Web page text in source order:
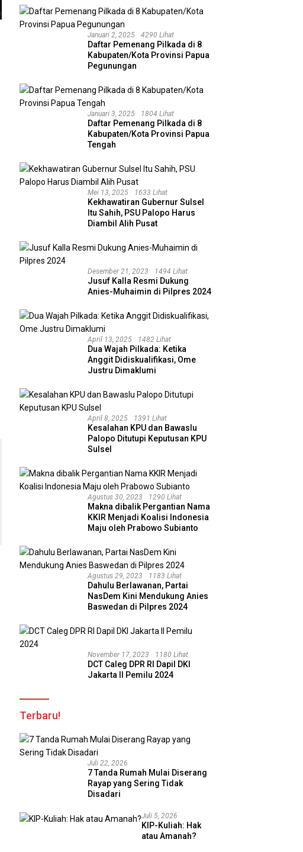
Januari 2, 2025 4290 Lihat
Daftar Pemenang Pilkada di 8
Kabupaten/Kota Provinsi Papua
Pegunungan
Januari 3, 2025 1804 Lihat
Daftar Pemenang Pilkada di 8
Kabupaten/Kota Provinsi Papua
Tengah
Mei 13, 2025 1633 Lihat
Kekhawatiran Gubernur Sulsel
Itu Sahih, PSU Palopo Harus
Diambil Alih Pusat
Desember 21, 2023 1494 Lihat
Jusuf Kalla Resmi Dukung
Anies-Muhaimin di Pilpres 2024
April 13, 2025 1482 Lihat
Dua Wajah Pilkada: Ketika
Anggit Didiskualifikasi, Ome
Justru Dimaklumi
April 8, 2025 1391 Lihat
Kesalahan KPU dan Bawaslu
Palopo Ditutupi Keputusan KPU
Sulsel
Agustus 30, 2023 1290 Lihat
Makna dibalik Pergantian Nama
KKIR Menjadi Koalisi Indonesia
Maju oleh Prabowo Subianto
Agustus 29, 2023 1183 Lihat
Dahulu Berlawanan, Partai
NasDem Kini Mendukung Anies
Baswedan di Pilpres 2024
November 17, 2023 1180 Lihat
DCT Caleg DPR RI Dapil DKI
Jakarta II Pemilu 2024
Terbaru!
Juli 22, 2026
7 Tanda Rumah Mulai Diserang
Rayap yang Sering Tidak
Disadari
Juli 5, 2026
KIP-Kuliah: Hak
atau Amanah?